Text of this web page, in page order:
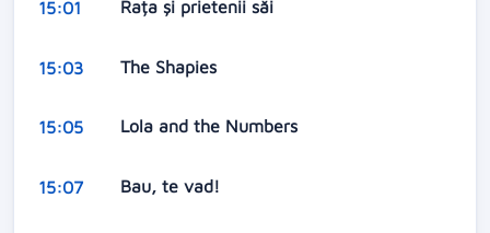
15:01 Rața și prietenii săi
15:03 The Shapies
15:05 Lola and the Numbers
15:07 Bau, te vad!